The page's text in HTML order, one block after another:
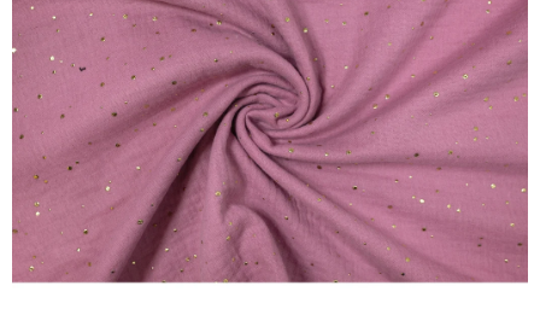
0,0
z
5
hviezdičiek.